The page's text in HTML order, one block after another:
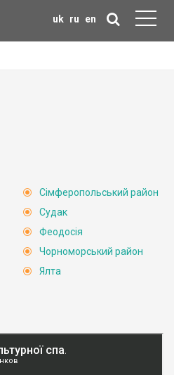
uk ru en
Сімферопольський район
Судак
Феодосія
Чорноморський район
Ялта